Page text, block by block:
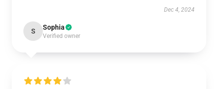
Dec 4, 2024
S Sophia
Verified owner